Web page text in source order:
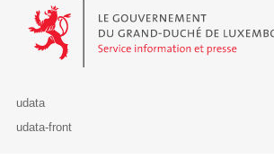
Le Gouvernement du Grand-Duché de
udata
udata-front